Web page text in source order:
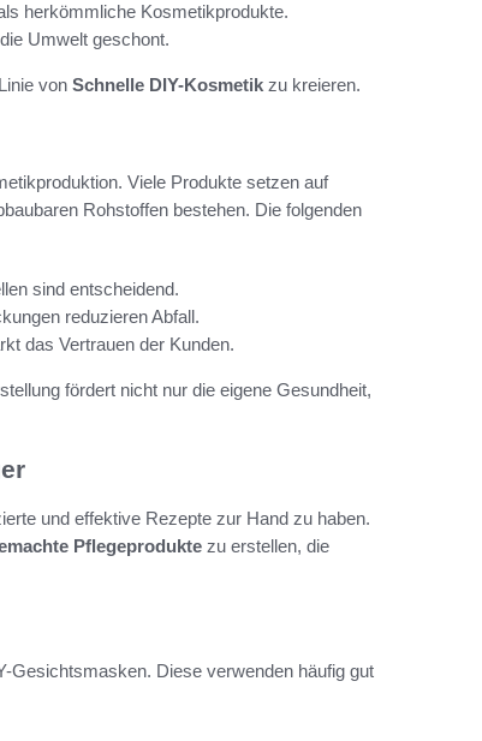
herkömmliche Kosmetikprodukte.
Umwelt geschont.
von Schnelle DIY-Kosmetik zu kreieren.
Viele Produkte setzen auf
Rohstoffen bestehen. Die folgenden
sind entscheidend.
reduzieren Abfall.
das Vertrauen der Kunden.
fördert nicht nur die eigene Gesundheit,
und effektive Rezepte zur Hand zu haben.
Pflegeprodukte zu erstellen, die
Gesichtsmasken. Diese verwenden häufig gut